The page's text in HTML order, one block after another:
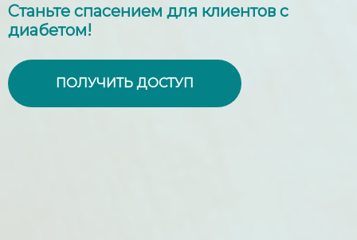
Станьте спасением для клиентов с
диабетом!
ПОЛУЧИТЬ ДОСТУП